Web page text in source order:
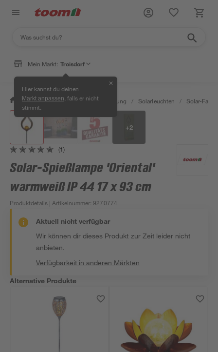
Mein Markt: Troisdorf
Hier kannst du deinen
Markt anpassen , falls er nicht
stimmt.
✕
/ Wohnen & Haushalt / Beleuchtung / Solarleuchten / Solar-
+2
(1)
Solar-Spießlampe 'Oriental'
warmweiß IP 44 17 x 93 cm
Produktdetails | Artikelnummer:9270774
Aktuell nicht verfügbar
Wir können dir dieses Produkt zur Zeit leider nicht
anbieten.
Verfügbarkeit in anderen Märkten
Alternative Produkte